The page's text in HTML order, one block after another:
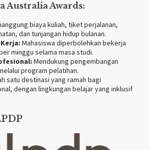
Australia Awards:
biaya kuliah, tiket perjalanan,
dan tunjangan hidup bulanan.
Mahasiswa diperbolehkan bekerja
minggu selama masa studi.
Mendukung pengembangan
program pelatihan.
satu destinasi yang ramah bagi
dengan lingkungan belajar yang inklusif